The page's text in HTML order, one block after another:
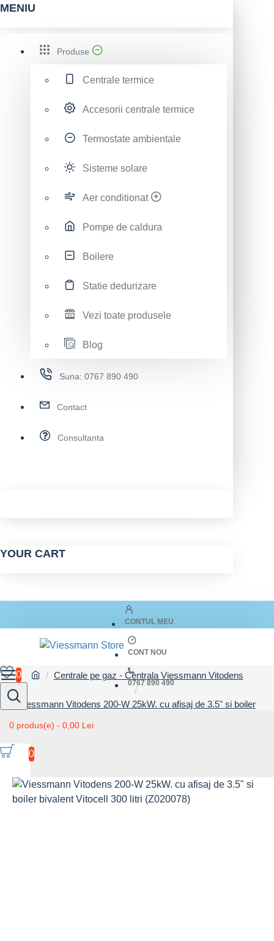
MENIU
Produse
Centrale termice
Accesorii centrale termice
Termostate ambientale
Sisteme solare
Aer conditionat
Pompe de caldura
Boilere
Statie dedurizare
Vezi toate produsele
Blog
Suna: 0767 890 490
Contact
Consultanta
YOUR CART
CONTUL MEU
CONT NOU
0767 890 490
0
0 produs(e) - 0,00 Lei
0
Centrale pe gaz - Centrala Viessmann Vitodens
Viessmann Vitodens 200-W 25kW. cu afisaj de 3.5" si boiler
Viessmann Vitodens 200-W 25kW. cu afisaj de 3.5" si boiler